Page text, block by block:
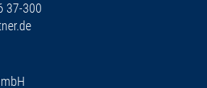
37-300